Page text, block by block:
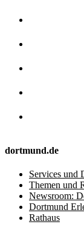
dortmund.de
Services und
Themen und
Newsroom:
Dortmund
Rathaus